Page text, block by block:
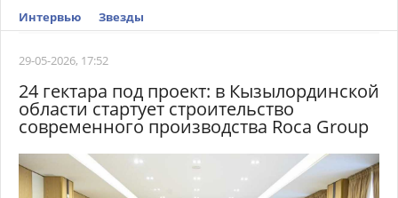
Интервью
Звезды
29-05-2026, 17:52
24 гектара под проект: в Кызылординской
области стартует строительство
современного производства Roca Group